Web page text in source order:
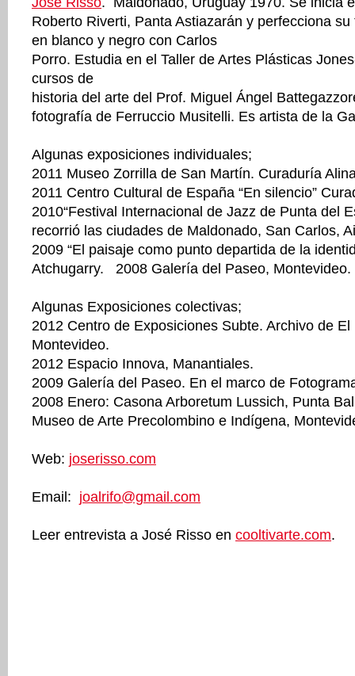
Roberto Riverti, Panta Astiazarán y perfecciona
en blanco y negro con Carlos
Porro. Estudia en el Taller de Artes Plásticas
cursos de
historia del arte del Prof. Miguel Ángel
fotografía de Ferruccio Musitelli. Es artista de la
Algunas exposiciones individuales;
2011 Museo Zorrilla de San Martín. Curaduría
2011 Centro Cultural de España “En silencio”
2010“Festival Internacional de Jazz de Punta del
recorrió las ciudades de Maldonado, San Carlos,
2009 “El paisaje como punto departida de la
Atchugarry. 2008 Galería del Paseo, Montevideo.
Algunas Exposiciones colectivas;
2012 Centro de Exposiciones Subte. Archivo de
Montevideo.
2012 Espacio Innova, Manantiales.
2009 Galería del Paseo. En el marco de
2008 Enero: Casona Arboretum Lussich, Punta
Museo de Arte Precolombino e Indígena,
Web: joserisso.com
Email: joalrifo@gmail.com
Leer entrevista a José Risso en cooltivarte.com.